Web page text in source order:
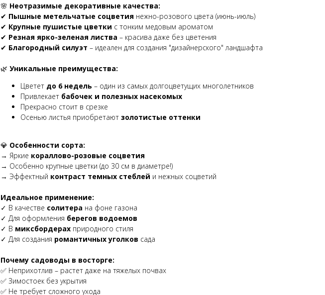
🌸 Неотразимые декоративные качества:
✔ Пышные метельчатые соцветия нежно-розового цвета (июнь-июль)
✔ Крупные пушистые цветки с тонким медовым ароматом
✔ Резная ярко-зеленая листва – красива даже без цветения
✔ Благородный силуэт – идеален для создания "дизайнерского" ландшафта
🌿 Уникальные преимущества:
Цветет до 6 недель – один из самых долгоцветущих многолетников
Привлекает бабочек и полезных насекомых
Прекрасно стоит в срезке
Осенью листья приобретают золотистые оттенки
💎 Особенности сорта:
→ Яркие кораллово-розовые соцветия
→ Особенно крупные цветки (до 30 см в диаметре!)
→ Эффектный контраст темных стеблей и нежных соцветий
Идеальное применение:
✓ В качестве солитера на фоне газона
✓ Для оформления берегов водоемов
✓ В миксбордерах природного стиля
✓ Для создания романтичных уголков сада
Почему садоводы в восторге:
✅ Неприхотлив – растет даже на тяжелых почвах
✅ Зимостоек без укрытия
✅ Не требует сложного ухода